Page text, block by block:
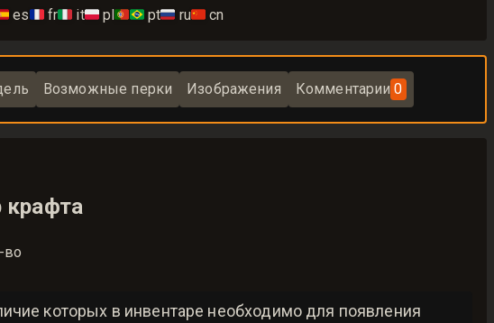
es🇫🇷 fr🇮🇹 it🇵🇱 pl🇵🇹🇧🇷 pt🇷🇺 ru🇨🇳 cn
Возможные перки Изображения Комментарии 0
крафта
во
которых в инвентаре необходимо для появления